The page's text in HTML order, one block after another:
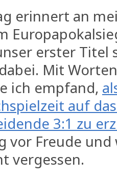
erinnert an
erster Titel
Mit
ich empfand,
auf
3:1 zu
vor Freude
vergessen.